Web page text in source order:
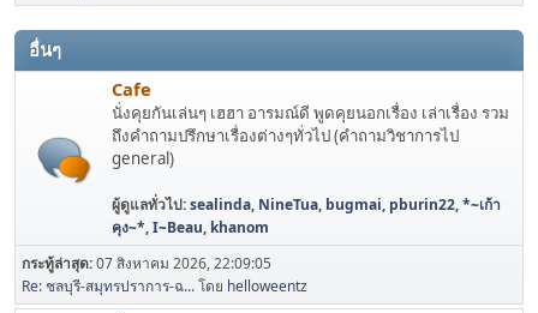
อื่นๆ
Cafe
นั่งคุยกันเล่นๆ เฮฮา อารมณ์ดี พูดคุยนอกเรื่อง เล่าเรื่อง รวม
ถึงคำถามปรึกษาเรื่องต่างๆทั่วไป (คำถามวิชาการไป
general)
ผู้ดูแลทั่วไป:sealinda, NineTua, bugmai, pburin22,*~เก้า
คุง~*,I~Beau, khanom
กระทู้ล่าสุด:07 สิงหาคม 2026, 22:09:05
Re: ชลบุรี-สมุทรปราการ-ฉ...โดย helloweentz